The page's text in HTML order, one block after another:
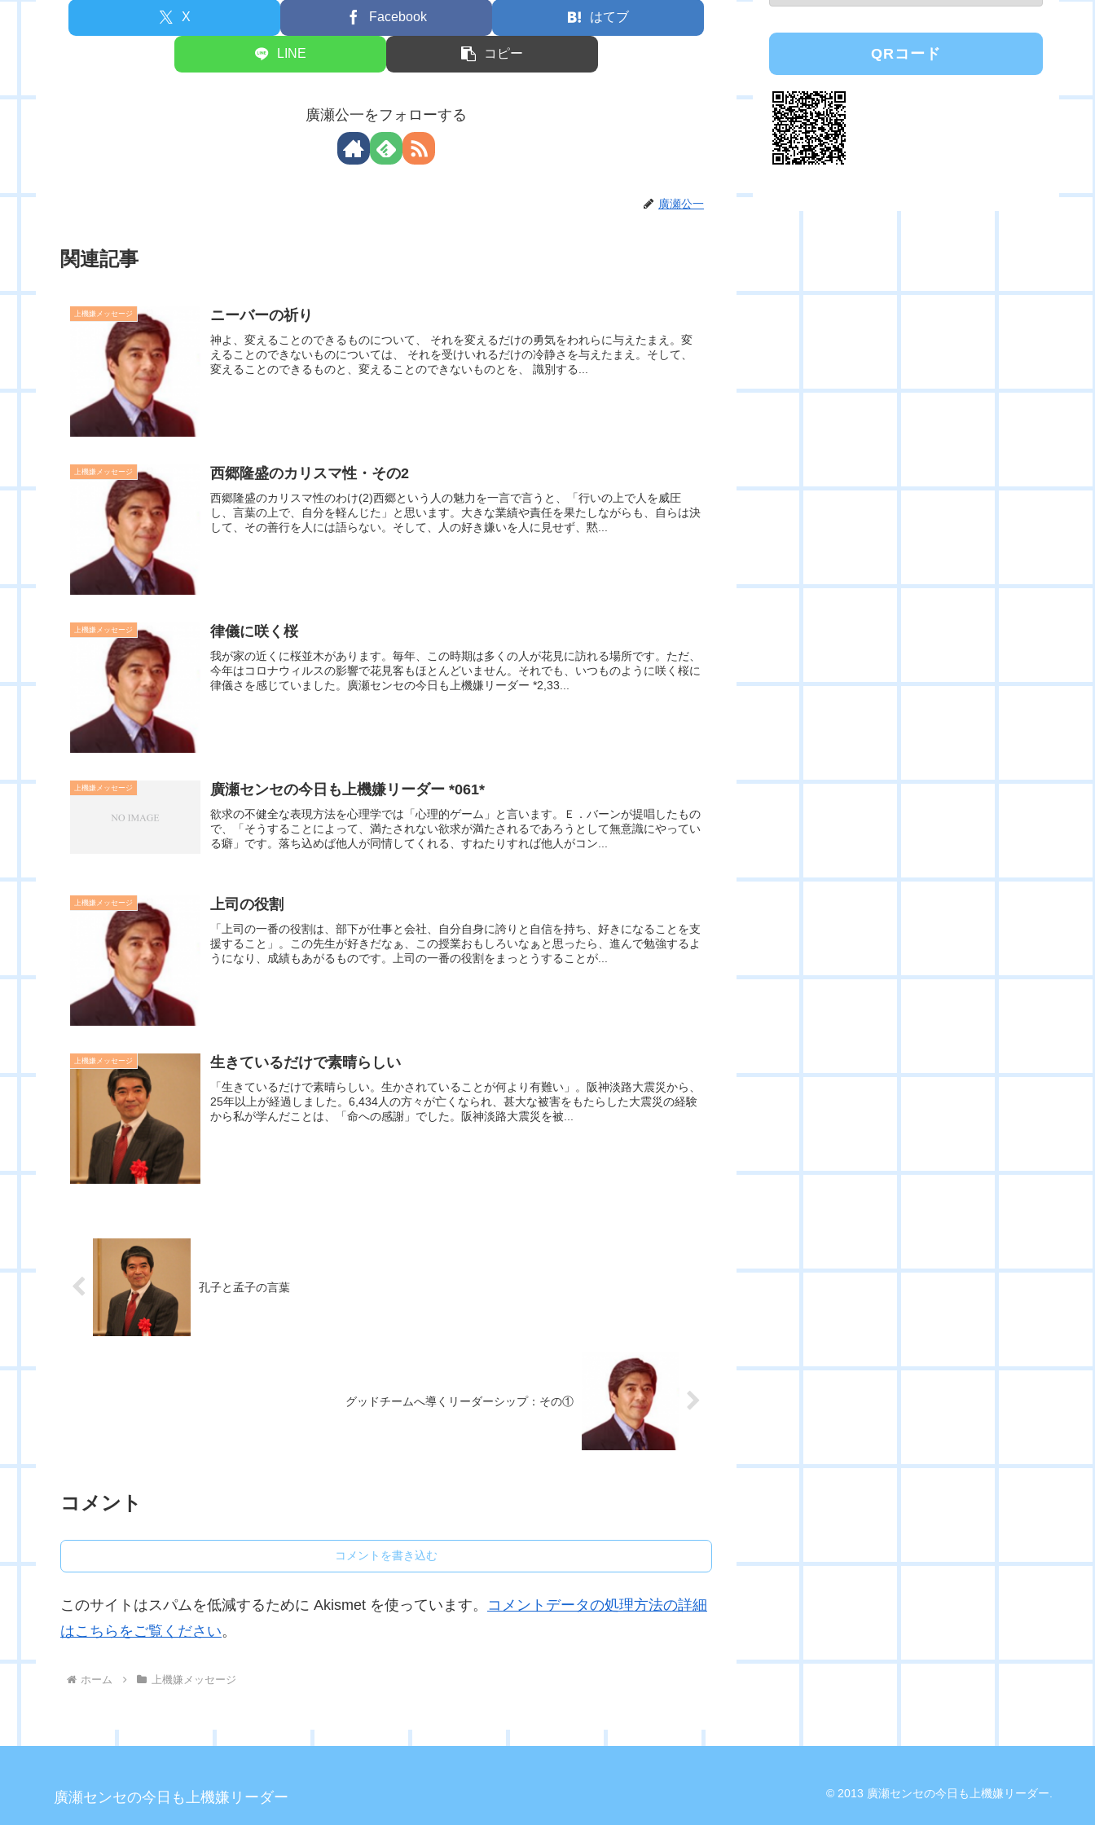
X Facebook はてブ
LINE コピー
廣瀬公一をフォローする
廣瀬公一
関連記事
上機嫌メッセージ ニーバーの祈り
神よ、変えることのできるものについて、 それを変えるだけの勇気をわれらに与えたまえ。変
えることのできないものについては、 それを受けいれるだけの冷静さを与えたまえ。そして、
変えることのできるものと、変えることのできないものとを、 識別する...
上機嫌メッセージ 西郷隆盛のカリスマ性・その2
西郷隆盛のカリスマ性のわけ(2)西郷という人の魅力を一言で言うと、「行いの上で人を威圧
し、言葉の上で、自分を軽んじた」と思います。大きな業績や責任を果たしながらも、自らは決
して、その善行を人には語らない。そして、人の好き嫌いを人に見せず、黙...
上機嫌メッセージ 律儀に咲く桜
我が家の近くに桜並木があります。毎年、この時期は多くの人が花見に訪れる場所です。ただ、
今年はコロナウィルスの影響で花見客もほとんどいません。それでも、いつものように咲く桜に
律儀さを感じていました。廣瀬センセの今日も上機嫌リーダー *2,33...
上機嫌メッセージ 廣瀬センセの今日も上機嫌リーダー *061*
欲求の不健全な表現方法を心理学では「心理的ゲーム」と言います。Ｅ．バーンが提唱したもの
で、「そうすることによって、満たされない欲求が満たされるであろうとして無意識にやってい
る癖」です。落ち込めば他人が同情してくれる、すねたりすれば他人がコン...
上機嫌メッセージ 上司の役割
「上司の一番の役割は、部下が仕事と会社、自分自身に誇りと自信を持ち、好きになることを支
援すること」。この先生が好きだなぁ、この授業おもしろいなぁと思ったら、進んで勉強するよ
うになり、成績もあがるものです。上司の一番の役割をまっとうすることが...
上機嫌メッセージ 生きているだけで素晴らしい
「生きているだけで素晴らしい。生かされていることが何より有難い」。阪神淡路大震災から、
25年以上が経過しました。6,434人の方々が亡くなられ、甚大な被害をもたらした大震災の経験
から私が学んだことは、「命への感謝」でした。阪神淡路大震災を被...
孔子と孟子の言葉
グッドチームへ導くリーダーシップ：その①
コメント
コメントを書き込む
このサイトはスパムを低減するために Akismet を使っています。 コメントデータの処理方法の詳細
はこちらをご覧ください。
ホーム 上機嫌メッセージ
QRコード
廣瀬センセの今日も上機嫌リーダー © 2013 廣瀬センセの今日も上機嫌リーダー.